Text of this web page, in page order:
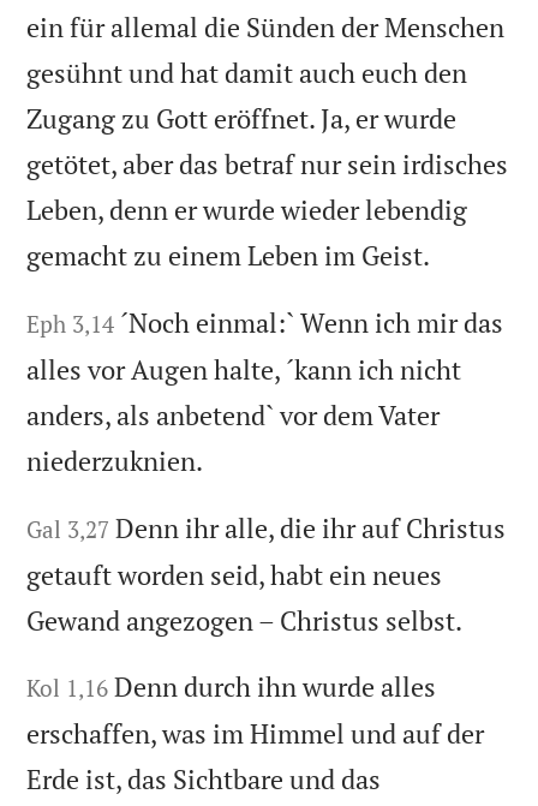
ein für allemal die Sünden der Menschen
gesühnt und hat damit auch euch den
Zugang zu Gott eröffnet. Ja, er wurde
getötet, aber das betraf nur sein irdisches
Leben, denn er wurde wieder lebendig
gemacht zu einem Leben im Geist.
Eph 3,14 ´Noch einmal:` Wenn ich mir das
alles vor Augen halte, ´kann ich nicht
anders, als anbetend` vor dem Vater
niederzuknien.
Gal 3,27 Denn ihr alle, die ihr auf Christus
getauft worden seid, habt ein neues
Gewand angezogen – Christus selbst.
Kol 1,16 Denn durch ihn wurde alles
erschaffen, was im Himmel und auf der
Erde ist, das Sichtbare und das